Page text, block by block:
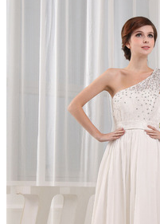
Identificarse & Registrarse |
Vestidos de novia
Vestido de novia
Vestidos de novia